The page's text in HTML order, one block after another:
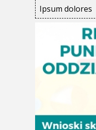
Ipsum dolores